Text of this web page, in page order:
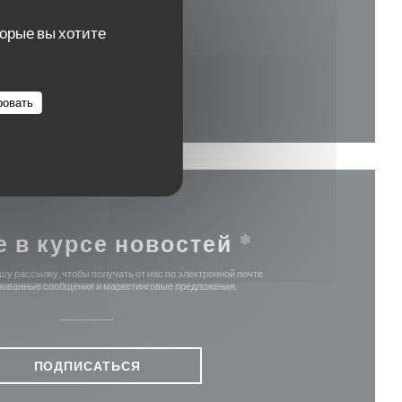
вы хотите
в новом окне))
в курсе новостей *
рассылку, чтобы получать от нас по электронной почте
сообщения и маркетинговые предложения.
ПОДПИСАТЬСЯ